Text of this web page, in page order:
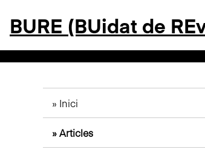
t
a
BURE (BUidat de
Inici
Articles